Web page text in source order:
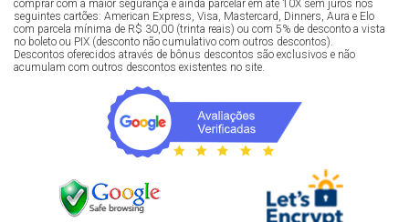
comprar com a maior segurança e ainda parcelar em até 10X sem juros nos
seguintes cartões: American Express, Visa, Mastercard, Dinners, Aura e Elo
com parcela mínima de R$ 30,00 (trinta reais) ou com 5% de desconto a vista
no boleto ou PIX (desconto não cumulativo com outros descontos).
Descontos oferecidos através de bônus descontos são exclusivos e não
acumulam com outros descontos existentes no site.